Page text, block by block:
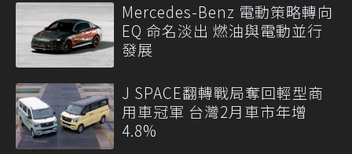
Mercedes-Benz 電動策略轉向
EQ 命名淡出 燃油與電動並行
發展
J SPACE翻轉戰局奪回輕型商
用車冠軍 台灣2月車市年增
4.8%